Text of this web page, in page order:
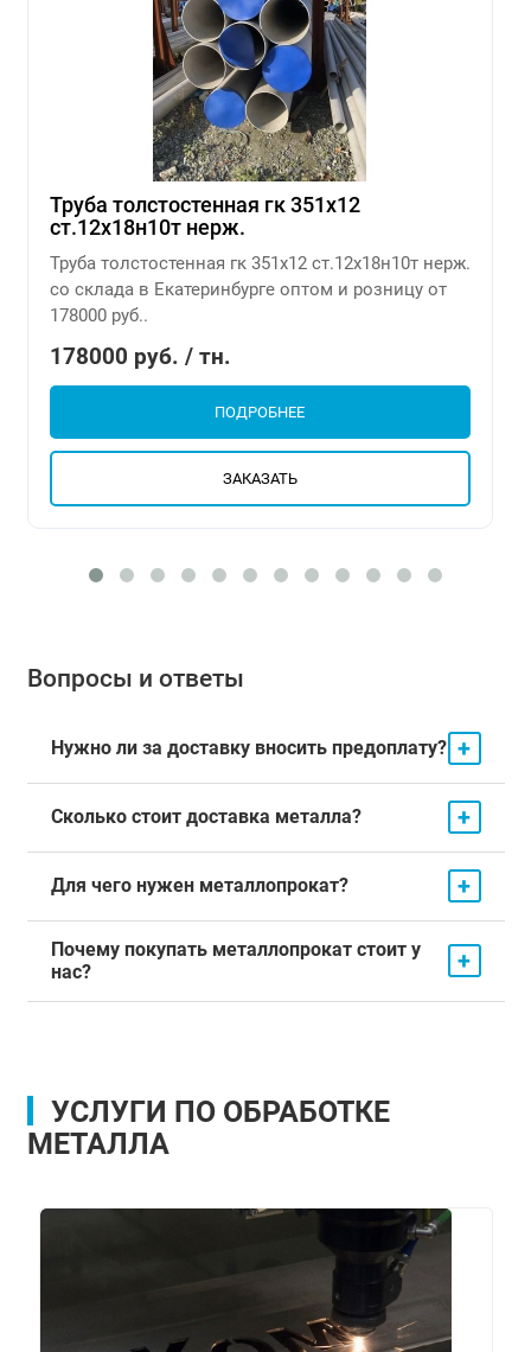
Труба толстостенная гк 351х12
ст.12х18н10т нерж.
Труба толстостенная гк 351х12 ст.12х18н10т нерж.
со склада в Екатеринбурге оптом и розницу от
178000 руб..
178000 руб. / тн.
ПОДРОБНЕЕ
ЗАКАЗАТЬ
Вопросы и ответы
Нужно ли за доставку вносить предоплату? +
Сколько стоит доставка металла? +
Для чего нужен металлопрокат? +
Почему покупать металлопрокат стоит у
нас?
+
УСЛУГИ ПО ОБРАБОТКЕ
МЕТАЛЛА